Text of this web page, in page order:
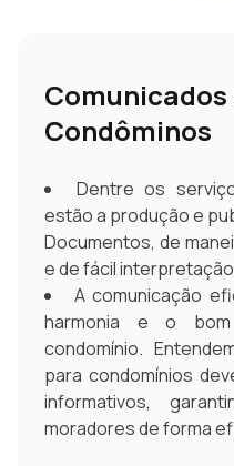
Comunicados
Condôminos
Dentre os
estão a produção e
Documentos, de
e de fácil
A comunicação
harmonia e o
condomínio.
para condomínios
informativos,
moradores de forma